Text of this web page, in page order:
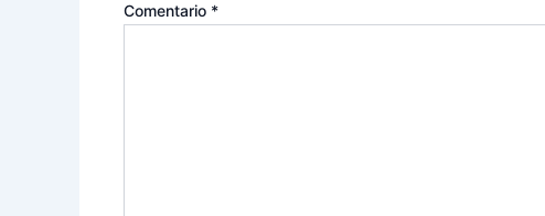
Comentario *